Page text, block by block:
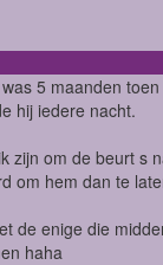
5 maanden
hij iedere nacht.
zijn om de beurt s
om hem dan te
de enige die
haha